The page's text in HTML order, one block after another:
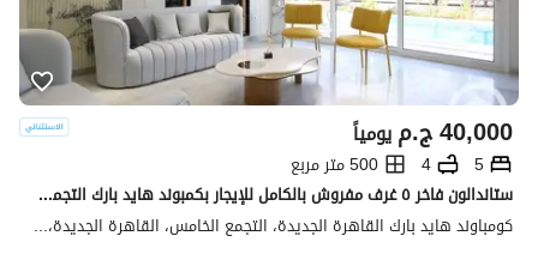
ج.م40,000 يومياً
5
4
500 متر مربع
ستاندالون فاخر ٥ غرف مفروش بالكامل للإيجار بكمبوند هايد بارك التجمع الخامس بالقاهرة الجديدة
كومباوند هايد بارك القاهرة الجديدة، التجمع الخامس، القاهرة الجديدة، القاهرة